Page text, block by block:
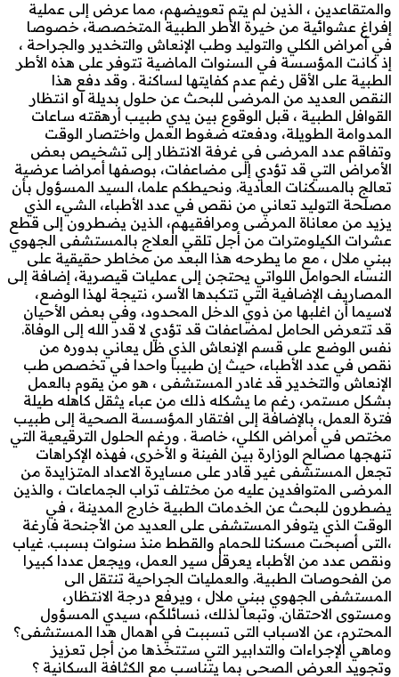
والمتقاعدين ، الذين لم يتم تعويضهم، مما عرض إلى عملية
إفراغ عشوائية من خيرة الأطر الطبية المتخصصة، خصوصا
في أمراض الكلي والتوليد وطب الإنعاش والتخدير والجراحة ،
إذ كانت المؤسسة في السنوات الماضية تتوفر على هذه الأطر
الطبية على الأقل رغم عدم كفايتها لساكنة . وقد دفع هذا
النقص العديد من المرضى للبحث عن حلول بديلة او انتظار
القوافل الطبية ، قبل الوقوع بين يدي طبيب أرهقته ساعات
المدوامة الطويلة، ودفعته ضغوط العمل واختصار الوقت
وتفاقم عدد المرضى في غرفة الانتظار إلى تشخيص بعض
الأمراض التي قد تؤدي إلى مضاعفات، بوصفها أمراضا عرضية
تعالج بالمسكنات العادية. ونحيطكم علما، السيد المسؤول بأن
مصلحة التوليد تعاني من نقص في عدد الأطباء، الشيء الذي
يزيد من معاناة المرضى ومرافقيهم، الذين يضطرون إلى قطع
عشرات الكيلومترات من أجل تلقي العلاج بالمستشفى الجهوي
ببني ملال ، مع ما يطرحه هذا البعد من مخاطر حقيقية على
النساء الحوامل اللواتي يحتجن إلى عمليات قيصرية، إضافة إلى
المصاريف الإضافية التي تتكبدها الأسر، نتيجة لهذا الوضع،
لاسيما أن اغلبها من ذوي الدخل المحدود، وفي بعض الأحيان
قد تتعرض الحامل لمضاعفات قد تؤدي لا قدر الله إلى الوفاة.
نفس الوضع على قسم الإنعاش الذي ظل يعاني بدوره من
نقص في عدد الأطباء، حيث إن طبيبا واحدا في تخصص طب
الإنعاش والتخدير قد غادر المستشفى ، هو من يقوم بالعمل
بشكل مستمر، رغم ما يشكله ذلك من عباء يثقل كاهله طيلة
فترة العمل، بالإضافة إلى افتقار المؤسسة الصحية إلى طبيب
مختص في أمراض الكلي، خاصة . ورغم الحلول الترقيعية التي
تنهجها مصالح الوزارة بين الفينة و الأخرى، فهذه الإكراهات
تجعل المستشفى غير قادر على مسايرة الاعداد المتزايدة من
المرضى المتوافدين عليه من مختلف تراب الجماعات ، والذين
يضطرون للبحث عن الخدمات الطبية خارج المدينة ، في
الوقت الذي يتوفر المستشفى على العديد من الأجنحة فارغة
،التى أصبحت مسكنا للحمام والقطط منذ سنوات بسبب. غياب
ونقص عدد من الأطباء يعرقل سير العمل، ويجعل عددا كبيرا
من الفحوصات الطبية. والعمليات الجراحية تنتقل الى
المستشفى الجهوي ببني ملال ، ويرفع درجة الانتظار،
ومستوى الاحتقان. وتبعا لذلك، نسائلكم، سيدي المسؤول
المحترم، عن الاسباب التى تسببت في اهمال هدا المستشفى؟
وماهي الإجراءات والتدابير التي ستتخذها من أجل تعزيز
وتجويد العرض الصحي بما يتناسب مع الكثافة السكانية ؟